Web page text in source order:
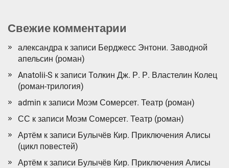
Свежие комментарии
александра к записи Берджесс Энтони. Заводной
апельсин (роман)
Anatolii-S к записи Толкин Дж. Р. Р. Властелин Колец
(роман-трилогия)
admin к записи Моэм Сомерсет. Театр (роман)
СС к записи Моэм Сомерсет. Театр (роман)
Артём к записи Булычёв Кир. Приключения Алисы
(цикл повестей)
Артём к записи Булычёв Кир. Приключения Алисы